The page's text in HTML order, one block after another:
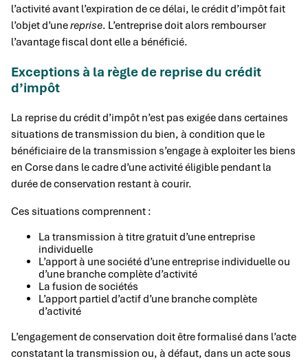
l’activité avant l’expiration de ce délai, le crédit d’impôt fait
l’objet d’unereprise. L’entreprise doit alors rembourser
l’avantage fiscal dont elle a bénéficié.
Exceptions à la règle de reprise du crédit
d’impôt
La reprise du crédit d’impôt n’est pas exigée dans certaines
situations de transmission du bien, à condition que le
bénéficiaire de la transmission s’engage à exploiter les biens
en Corse dans le cadre d’une activité éligible pendant la
durée de conservation restant à courir.
Ces situations comprennent :
La transmission à titre gratuit d’une entreprise
individuelle
L’apport à une société d’une entreprise individuelle ou
d’une branche complète d’activité
La fusion de sociétés
L’apport partiel d’actif d’une branche complète
d’activité
L’engagement de conservation doit être formalisé dans l’acte
constatant la transmission ou, à défaut, dans un acte sous